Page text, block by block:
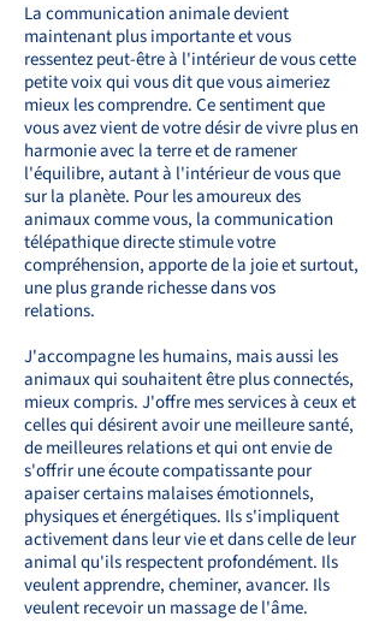
La communication animale devient
maintenant plus importante et vous
ressentez peut-être à l'intérieur de vous cette
petite voix qui vous dit que vous aimeriez
mieux les comprendre. Ce sentiment que
vous avez vient de votre désir de vivre plus en
harmonie avec la terre et de ramener
l'équilibre, autant à l'intérieur de vous que
sur la planète. Pour les amoureux des
animaux comme vous, la communication
télépathique directe stimule votre
compréhension, apporte de la joie et surtout,
une plus grande richesse dans vos
relations.
J'accompagne les humains, mais aussi les
animaux qui souhaitent être plus connectés,
mieux compris. J'offre mes services à ceux et
celles qui désirent avoir une meilleure santé,
de meilleures relations et qui ont envie de
s'offrir une écoute compatissante pour
apaiser certains malaises émotionnels,
physiques et énergétiques. Ils s'impliquent
activement dans leur vie et dans celle de leur
animal qu'ils respectent profondément. Ils
veulent apprendre, cheminer, avancer. Ils
veulent recevoir un massage de l'âme.